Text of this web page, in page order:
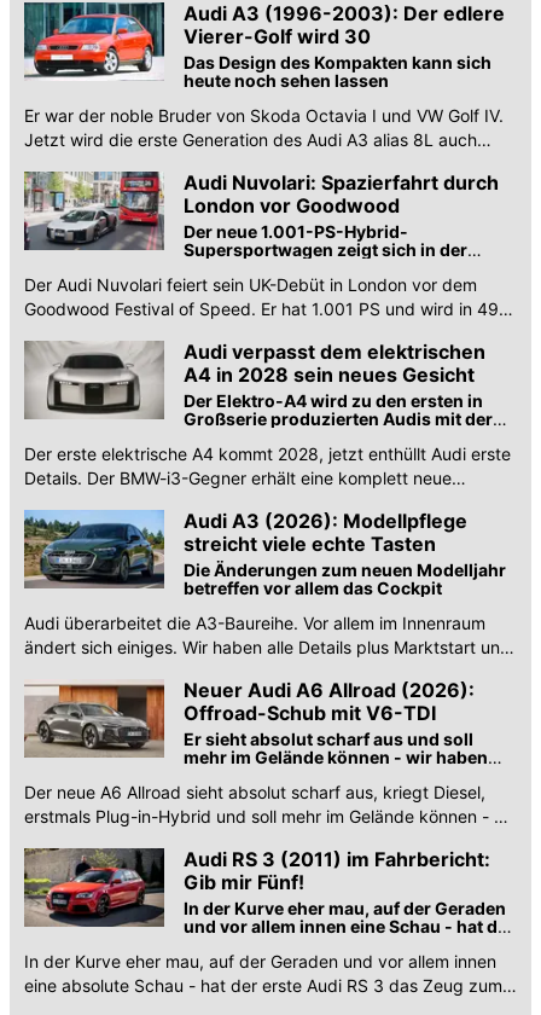
Audi A3 (1996-2003): Der edlere
Vierer-Golf wird 30
Das Design des Kompakten kann sich
heute noch sehen lassen
Er war der noble Bruder von Skoda Octavia I und VW Golf IV.
Jetzt wird die erste Generation des Audi A3 alias 8L auch
Audi Nuvolari: Spazierfahrt durch
London vor Goodwood
Der neue 1.001-PS-Hybrid-
Supersportwagen zeigt sich in der
Der Audi Nuvolari feiert sein UK-Debüt in London vor dem
Goodwood Festival of Speed. Er hat 1.001 PS und wird in 499
Audi verpasst dem elektrischen
A4 in 2028 sein neues Gesicht
Der Elektro-A4 wird zu den ersten in
Großserie produzierten Audis mit der
Der erste elektrische A4 kommt 2028, jetzt enthüllt Audi erste
Details. Der BMW-i3-Gegner erhält eine komplett neue
Audi A3 (2026): Modellpflege
streicht viele echte Tasten
Die Änderungen zum neuen Modelljahr
betreffen vor allem das Cockpit
Audi überarbeitet die A3-Baureihe. Vor allem im Innenraum
ändert sich einiges. Wir haben alle Details plus Marktstart und
Neuer Audi A6 Allroad (2026):
Offroad-Schub mit V6-TDI
Er sieht absolut scharf aus und soll
mehr im Gelände können - wir haben
Der neue A6 Allroad sieht absolut scharf aus, kriegt Diesel,
erstmals Plug-in-Hybrid und soll mehr im Gelände können - wir
Audi RS 3 (2011) im Fahrbericht:
Gib mir Fünf!
In der Kurve eher mau, auf der Geraden
und vor allem innen eine Schau - hat der
In der Kurve eher mau, auf der Geraden und vor allem innen
eine absolute Schau - hat der erste Audi RS 3 das Zeug zum